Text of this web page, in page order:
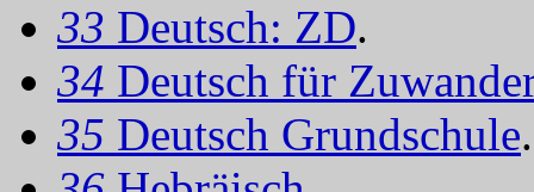
33 Deutsch: ZD.
34 Deutsch für
35 Deutsch Grundschule.